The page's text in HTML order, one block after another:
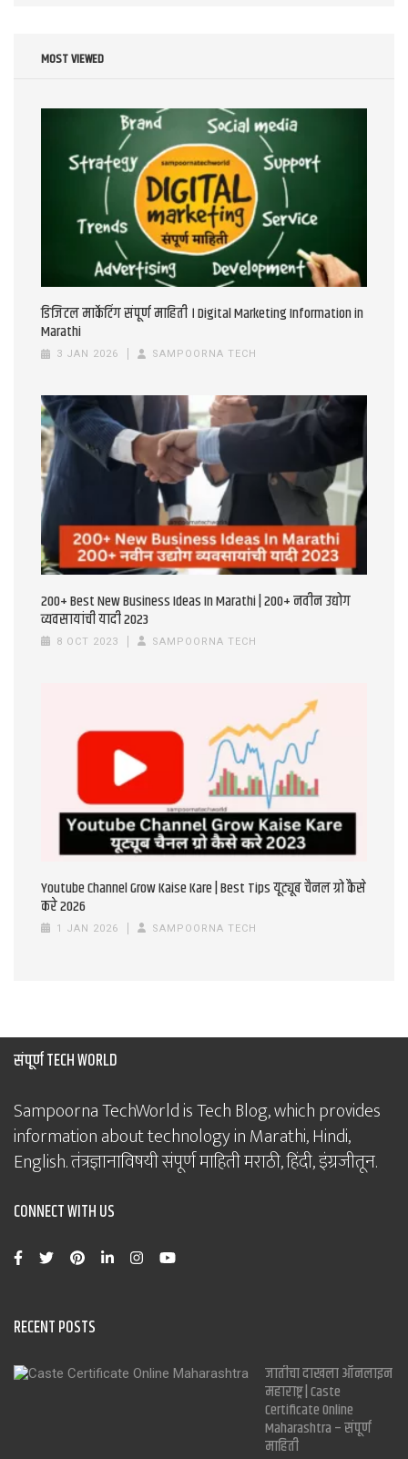
MOST VIEWED
डिजिटल मार्केटिंग संपूर्ण माहिती । Digital Marketing Information in
Marathi
3 JAN 2026 SAMPOORNA TECH
200+ Best New Business Ideas In Marathi | 200+ नवीन उद्योग
व्यवसायांची यादी 2023
8 OCT 2023 SAMPOORNA TECH
Youtube Channel Grow Kaise Kare | Best Tips यूट्यूब चैनल ग्रो कैसे
करे 2026
1 JAN 2026 SAMPOORNA TECH
संपूर्ण TECH WORLD
Sampoorna TechWorld is Tech Blog, which provides
information about technology in Marathi, Hindi,
English. तंत्रज्ञानाविषयी संपूर्ण माहिती मराठी, हिंदी, इंग्रजीतून.
CONNECT WITH US
RECENT POSTS
जातीचा दाखला ऑनलाइन
महाराष्ट्र | Caste
Certificate Online
Maharashtra – संपूर्ण
माहिती